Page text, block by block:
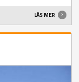
LÄS MER